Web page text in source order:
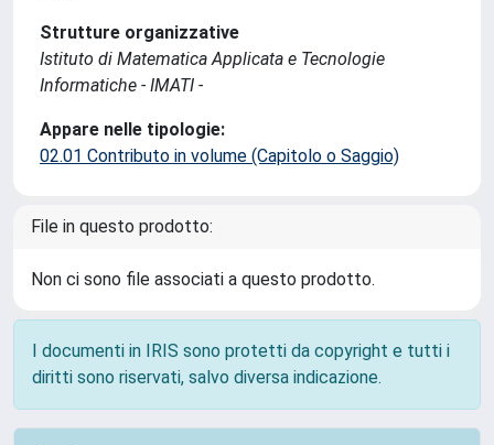
Strutture organizzative
Istituto di Matematica Applicata e Tecnologie
Informatiche - IMATI -
Appare nelle tipologie:
02.01 Contributo in volume (Capitolo o Saggio)
File in questo prodotto:
Non ci sono file associati a questo prodotto.
I documenti in IRIS sono protetti da copyright e tutti i
diritti sono riservati, salvo diversa indicazione.